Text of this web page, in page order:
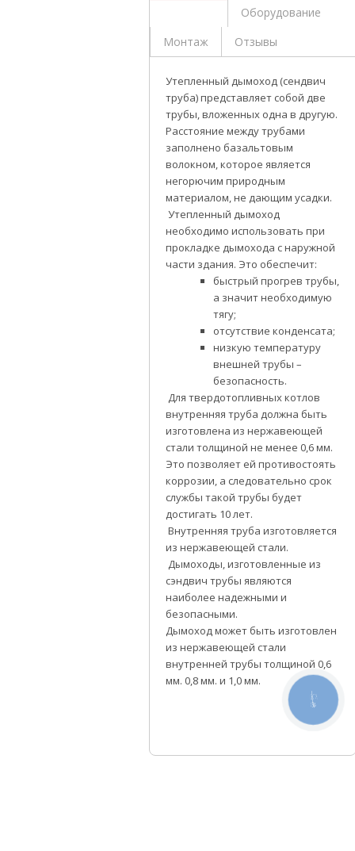
Оборудование
Монтаж
Отзывы
Утепленный дымоход (сендвич
труба) представляет собой две
трубы, вложенных одна в другую.
Расстояние между трубами
заполнено базальтовым
волокном, которое является
негорючим природным
материалом, не дающим усадки.
Утепленный дымоход
необходимо использовать при
прокладке дымохода с наружной
части здания. Это обеспечит:
быстрый прогрев трубы,
а значит необходимую
тягу;
отсутствие конденсата;
низкую температуру
внешней трубы –
безопасность.
Для твердотопливных котлов
внутренняя труба должна быть
изготовлена из нержавеющей
стали толщиной не менее 0,6 мм.
Это позволяет ей противостоять
коррозии, а следовательно срок
службы такой трубы будет
достигать 10 лет.
Внутренняя труба изготовляется
из нержавеющей стали.
Дымоходы, изготовленные из
сэндвич трубы являются
наиболее надежными и
безопасными.
Дымоход может быть изготовлен
из нержавеющей стали
внутренней трубы толщиной 0,6
мм. 0,8 мм. и 1,0 мм.
КНОПКА
СВЯЗИ